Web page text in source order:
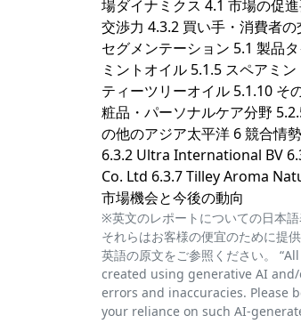
場ダイナミクス 4.1 市場の促
交渉力 4.3.2 買い手・消費者
セグメンテーション 5.1 製品
ミントオイル 5.1.5 スペアミ
ティーツリーオイル 5.1.10 そ
粧品・パーソナルケア分野
の他のアジア太平洋 6 競合情
6.3.2 Ultra International BV
Co. Ltd 6.3.7 Tilley Aroma
市場機会と今後の動向
※英文のレポートについての日本
それらはお客様の便宜のために提
英語の原文をご参照ください。
created using generative AI
errors and inaccuracies. Please
your reliance on such AI-